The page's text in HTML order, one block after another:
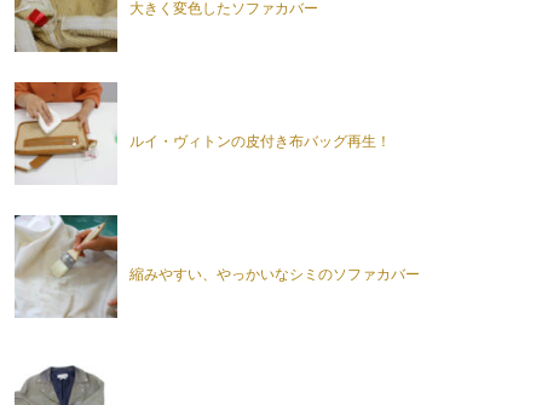
大きく変色したソファカバー
ルイ・ヴィトンの皮付き布バッグ再生！
縮みやすい、やっかいなシミのソファカバー